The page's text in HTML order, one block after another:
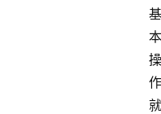
基
本
操
作
就